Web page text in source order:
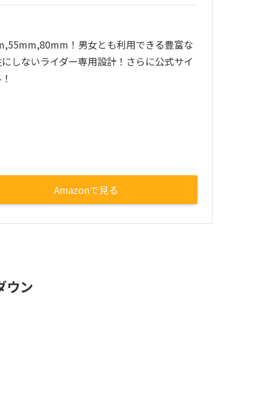
！男女とも利用できる豊富な
しないライダー専用設計！さらに公式サイ
Amazonで見る
ウン